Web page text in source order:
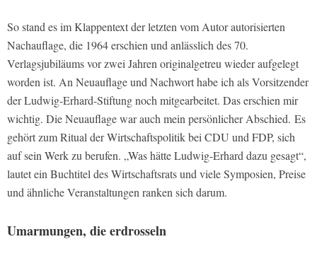
So stand es im Klappentext der letzten vom Autor autorisierten
Nachauflage, die 1964 erschien und anlässlich des 70.
Verlagsjubiläums vor zwei Jahren originalgetreu wieder aufgelegt
worden ist. An Neuauflage und Nachwort habe ich als Vorsitzender
der Ludwig-Erhard-Stiftung noch mitgearbeitet. Das erschien mir
wichtig. Die Neuauflage war auch mein persönlicher Abschied. Es
gehört zum Ritual der Wirtschaftspolitik bei CDU und FDP, sich
auf sein Werk zu berufen. „Was hätte Ludwig-Erhard dazu gesagt“,
lautet ein Buchtitel des Wirtschaftsrats und viele Symposien, Preise
und ähnliche Veranstaltungen ranken sich darum.
Umarmungen, die erdrosseln